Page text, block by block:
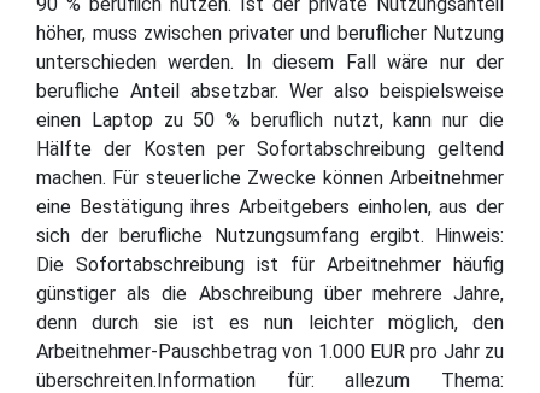
höher, muss zwischen privater und beruflicher Nutzung
unterschieden werden. In diesem Fall wäre nur der
berufliche Anteil absetzbar. Wer also beispielsweise
einen Laptop zu 50 % beruflich nutzt, kann nur die
Hälfte der Kosten per Sofortabschreibung geltend
machen. Für steuerliche Zwecke können Arbeitnehmer
eine Bestätigung ihres Arbeitgebers einholen, aus der
sich der berufliche Nutzungsumfang ergibt. Hinweis:
Die Sofortabschreibung ist für Arbeitnehmer häufig
günstiger als die Abschreibung über mehrere Jahre,
denn durch sie ist es nun leichter möglich, den
Arbeitnehmer-Pauschbetrag von 1.000 EUR pro Jahr zu
überschreiten.Information für: allezum Thema: